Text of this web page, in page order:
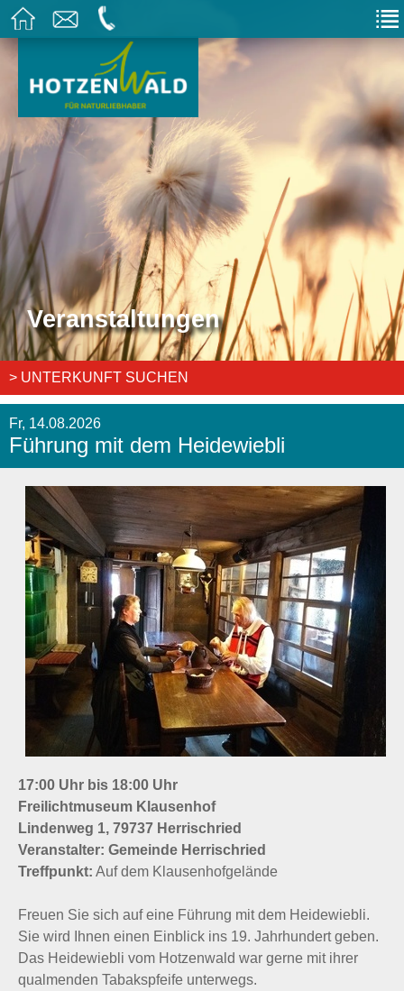
Veranstaltungen
> UNTERKUNFT SUCHEN
Fr, 14.08.2026
Führung mit dem Heidewiebli
17:00 Uhr bis 18:00 Uhr
Freilichtmuseum Klausenhof
Lindenweg 1, 79737 Herrischried
Veranstalter: Gemeinde Herrischried
Treffpunkt: Auf dem Klausenhofgelände
Freuen Sie sich auf eine Führung mit dem Heidewiebli.
Sie wird Ihnen einen Einblick ins 19. Jahrhundert geben.
Das Heidewiebli vom Hotzenwald war gerne mit ihrer
qualmenden Tabakspfeife unterwegs.